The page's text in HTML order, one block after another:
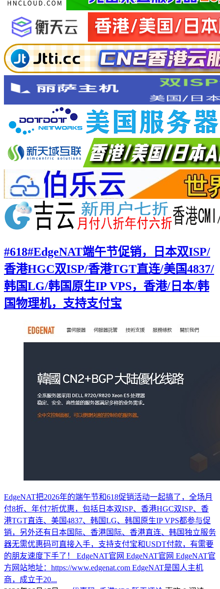
#618#EdgeNAT端午节促销，日本双ISP/
香港HGC双ISP/香港TGT直连/美国4837/
韩国LG/韩国原生IP VPS，香港/日本/韩
国物理机，支持支付宝
EdgeNAT把2026年的端午节和618促销活动一起搞了，全场月
付8折、年付7折优惠，包括日本双ISP、香港HGC双ISP、香
港TGT直连、美国4837、韩国LG、韩国原生IP VPS都参与促
销，另外还有日本国际、香港国际、香港直连、韩国独立服务
器无需优惠码可直接入手，支持支付宝和USDT付款，有需要
的朋友速度下手了！ EdgeNAT官网 EdgeNAT官网 EdgeNAT官
方网站地址：https://www.edgenat.com EdgeNAT是国人主机
商，成立于20...